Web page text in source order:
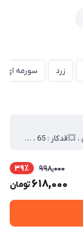
زرد سورمه ای
💥تیشرت باکسی چاپی ، 💥کد : #80308 ، 💥سایز : فیری ، 💥قدکار : 65 ، 💥 عرض سینه 60 ، 💥جنس : سوپر پنبه ، 🎯کیفیت دوخت و تن خور عالی
998,000 39٪
618,000تومان